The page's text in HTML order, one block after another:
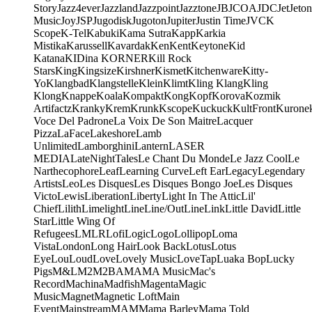
StoryJazz4everJazzlandJazzpointJazztoneJBJCOAJDCJetJeton
MusicJoyJSPJugodiskJugotonJupiterJustin TimeJVCK
ScopeK-TelKabukiKama SutraKappKarkia
MistikaKarussellKavardakKenKentKeytoneKid
KatanaKIDina KORNERKill Rock
StarsKingKingsizeKirshnerKismetKitchenwareKitty-
YoKlangbadKlangstelleKleinKlimtKling KlangKling
KlongKnappeKoalaKompaktKongKopfKorovaKozmik
ArtifactzKrankyKremKrunkKscopeKuckuckKultFront
Voce Del PadroneLa Voix De Son MaitreLacquer
PizzaLaFaceLakeshoreLamb
UnlimitedLamborghiniLanternLASER
MEDIALateNightTalesLe Chant Du MondeLe Jazz CoolLe
NarthecophoreLeafLearning CurveLeft EarLegacyLegendary
ArtistsLeoLes DisquesLes Disques Bongo JoeLes Disques
VictoLewisLiberationLibertyLight In The AtticLil'
ChiefLilithLimelightLineLine/OutLineLinkLittle DavidLittle
StarLittle Wing Of
RefugeesLMLRLofiLogicLogoLollipopLoma
VistaLondonLong HairLook BackLotusLotus
EyeLouLoudLoveLovely MusicLoveTapLuaka BopLucky
PigsM&LM2M2BAMAMA MusicMac's
RecordMachinaMadfishMagentaMagic
MusicMagnetMagnetic LoftMain
EventMainstreamMAMMama BarleyMama Told